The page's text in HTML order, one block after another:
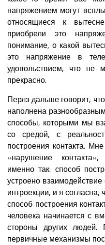
напряжением могут
относящиеся к
приобрели это
понимание, о какой
это напряжение в
удовольствием, что не
прекрасно.
Перлз дальше говорит,
наполнена
способы, которыми мы
со средой, с
построения контакта.
«нарушение
именно так: способ
устроено
интроекции, и я
способ построения
человека начинается с
стороны других
первичные механизмы